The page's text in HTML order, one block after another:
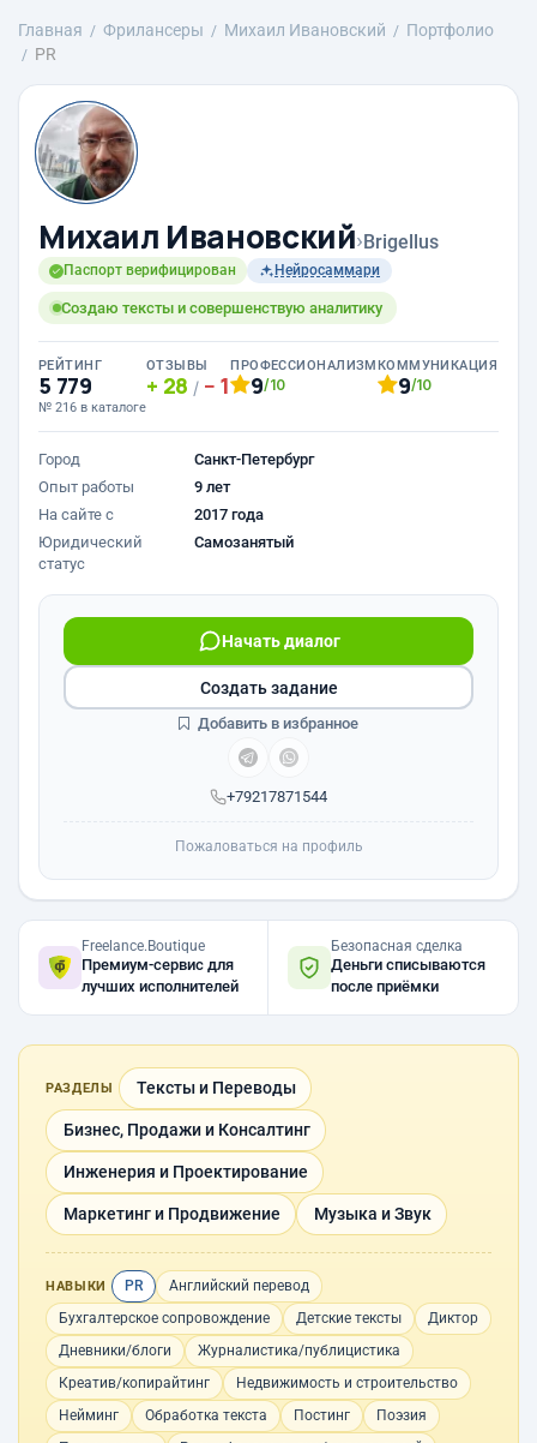
Главная Фрилансеры Михаил Ивановский
Портфолио
PR
Михаил Ивановский›Brigellus
Паспорт верифицирован Нейросаммари
Создаю тексты и совершенствую аналитику
РЕЙТИНГ
5 779
№ 216 в каталоге
ОТЗЫВЫ
28 / 1
ПРОФЕССИОНАЛИЗМ
9/10
КОММУНИКАЦИЯ
9/10
Город
Санкт-Петербург
Опыт работы
9 лет
На сайте с
2017 года
Юридический
статус
Самозанятый
+79217871544
Начать диалог
Создать задание
Добавить в избранное
Пожаловаться на профиль
Freelance.Boutique
Премиум-сервис для
лучших исполнителей
Безопасная сделка
Деньги списываются
после приёмки
РАЗДЕЛЫ Тексты и Переводы
Бизнес, Продажи и Консалтинг
Инженерия и Проектирование
Маркетинг и Продвижение Музыка и Звук
НАВЫКИ PR
Английский перевод
Бухгалтерское сопровождение
Детские тексты
Диктор
Дневники/блоги
Журналистика/публицистика
Креатив/копирайтинг
Недвижимость и строительство
Нейминг
Обработка текста Постинг
Поэзия